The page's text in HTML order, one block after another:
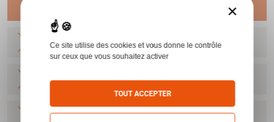
SUP 694 TRAP 12 76 2/1 B FAST BERETTA
SUP 694 TRAP 12 81 2/1 B FAST BERETTA
SUP 694 SPORTING 12 71 OCHP BERETTA
×
Ce site utilise des cookies et vous donne le contrôle
sur ceux que vous souhaitez activer
TOUT ACCEPTER